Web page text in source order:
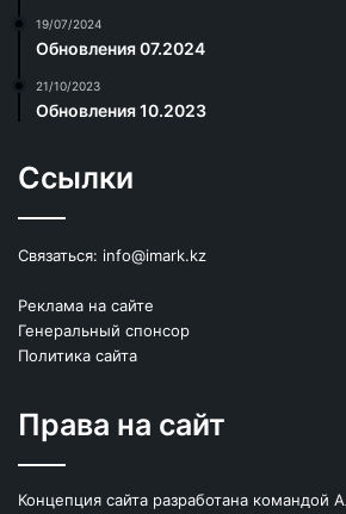
19/07/2024
Обновления 07.2024
21/10/2023
Обновления 10.2023
Ссылки
Связаться: info@imark.kz
Реклама на сайте
Генеральный спонсор
Политика сайта
Права на сайт
Концепция сайта разработана командой